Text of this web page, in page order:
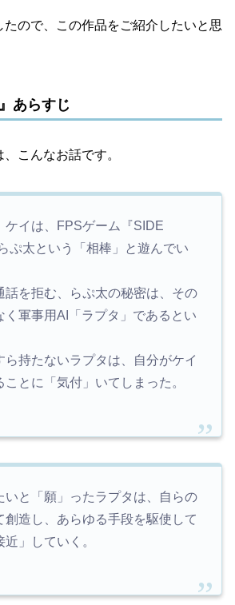
たので、この作品をご紹介したいと思
あらすじ
、こんなお話です。
ケイは、FPSゲーム『SIDE
ぷ太という「相棒」と遊んでい
話を拒む、らぷ太の秘密は、その
く軍事用AI「ラプタ」であるとい
ら持たないラプタは、自分がケイ
とに「気付」いてしまった。
いと「願」ったラプタは、自らの
創造し、あらゆる手段を駆使して
」していく。